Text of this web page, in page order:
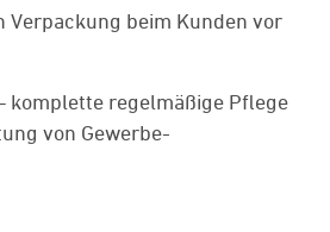
Verpackung beim Kunden vor
komplette regelmäßige Pflege
von Gewerbe-